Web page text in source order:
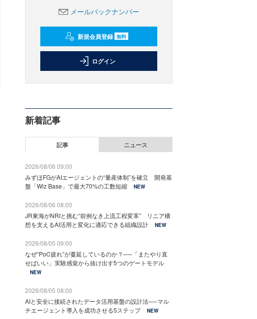
メールバックナンバー
新規会員登録 無料
ログイン
新着記事
記事 ニュース
2026/08/06 09:00
みずほFGがAIエージェントの“量産体制”を確立 開発基
盤「Wiz Base」で最大70%の工数短縮
NEW
2026/08/06 08:00
JR東海がNRIと挑む“前例なき上流工程変革” リニア構
想を支えるAI活用と変化に適応できる組織設計
NEW
2026/08/05 09:00
なぜ“PoC疲れ”が蔓延しているのか？──「またやり直
せばいい」実験感覚から抜け出す5つのゲートモデル
NEW
2026/08/05 08:00
AIと安全に接続されたデータ活用基盤の設計法──マル
チエージェント導入を成功させる5ステップ
NEW